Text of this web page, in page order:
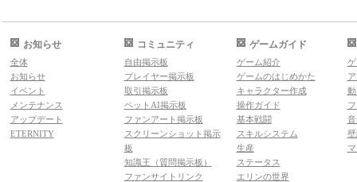
お知らせ
全体
お知らせ
イベント
メンテナンス
アップデート
ETERNITY
コミュニティ
自由掲示板
プレイヤー掲示板
取引掲示板
ペットAI掲示板
ファンアート掲示板
スクリーンショット掲示
板
知識王（質問掲示板）
ファンサイトリンク
ゲームガイド
ゲーム紹介
ゲームのはじめかた
キャラクター作成
操作ガイド
基本戦闘
スキルシステム
生産
ステータス
エリンの世界